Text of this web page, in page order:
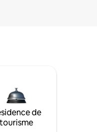
de
tourisme